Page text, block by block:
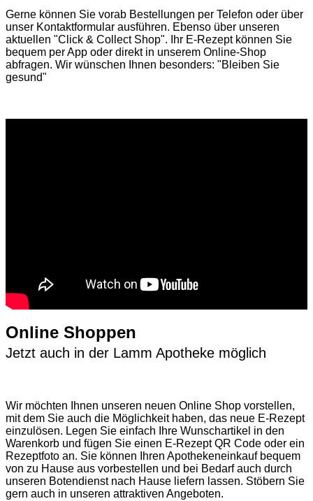
Gerne können Sie vorab Bestellungen per Telefon oder über
unser Kontaktformular ausführen. Ebenso über unseren
aktuellen "Click & Collect Shop". Ihr E-Rezept können Sie
bequem per App oder direkt in unserem Online-Shop
abfragen. Wir wünschen Ihnen besonders: "Bleiben Sie
gesund"
Online Shoppen
Jetzt auch in der Lamm Apotheke möglich
Wir möchten Ihnen unseren neuen Online Shop vorstellen,
mit dem Sie auch die Möglichkeit haben, das neue E-Rezept
einzulösen. Legen Sie einfach Ihre Wunschartikel in den
Warenkorb und fügen Sie einen E-Rezept QR Code oder ein
Rezeptfoto an. Sie können Ihren Apothekeneinkauf bequem
von zu Hause aus vorbestellen und bei Bedarf auch durch
unseren Botendienst nach Hause liefern lassen. Stöbern Sie
gern auch in unseren attraktiven Angeboten.